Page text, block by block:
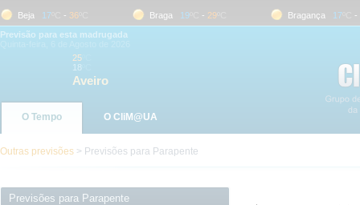
Beja 17 ºC- 36 ºC Braga 19 ºC- 29 ºC Bragança 17 ºC- 31
Previsão para esta madrugada
25
18
Aveiro
O Tempo O CliM@UA
Outras previsões > Previsões para Parapente
Previsões para Parapente